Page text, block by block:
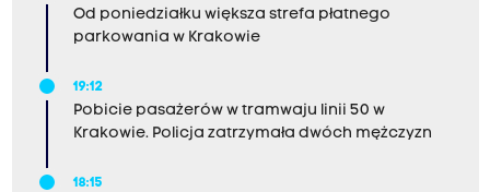
Od poniedziałku większa strefa płatnego
parkowania w Krakowie
19:12
Pobicie pasażerów w tramwaju linii 50 w
Krakowie. Policja zatrzymała dwóch mężczyzn
18:15